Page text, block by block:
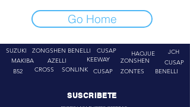
Go Home
SUZUKI
ZONGSHEN
MAKIBA
AZELLI
BENELLI
CUSAP
KEEWAY
B52
CROSS SONLINK CUSAP
HAOJUE
JCH
ZONSHEN
ZONTES
CUSAP
BENELLI
SUSCRIBETE